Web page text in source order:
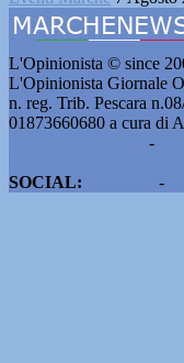
L'Opinionista © since
L'Opinionista Giornale
n. reg. Trib. Pescara
01873660680 a cura di
-
SOCIAL:
-